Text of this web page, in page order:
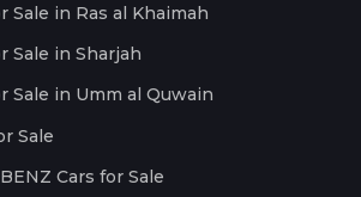
Sale in Ras al Khaimah
Sale in Sharjah
Sale in Umm al Quwain
Sale
Cars for Sale